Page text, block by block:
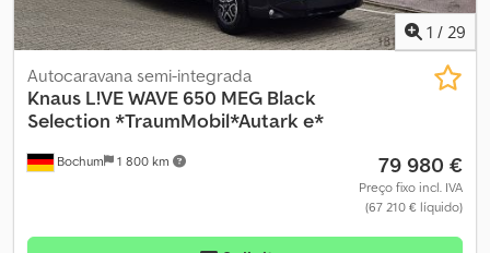
1 / 29
Bochum 1 800 km
Autocaravana semi-integrada
Knaus L!VE WAVE 650 MEG Black
Selection *TraumMobil*Autark e*
79 980 €
Preço fixo incl. IVA
(67 210 € líquido)